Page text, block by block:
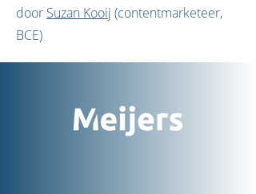
door Suzan Kooij (contentmarketeer,
BCE)